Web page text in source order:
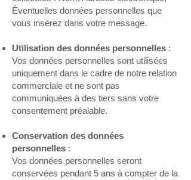
Éventuelles données personnelles que
vous insérez dans votre message.
Utilisation des données personnelles :
Vos données personnelles sont utilisées
uniquement dans le cadre de notre relation
commerciale et ne sont pas
communiquées à des tiers sans votre
consentement préalable.
Conservation des données
personnelles :
Vos données personnelles seront
conservées pendant 5 ans à compter de la